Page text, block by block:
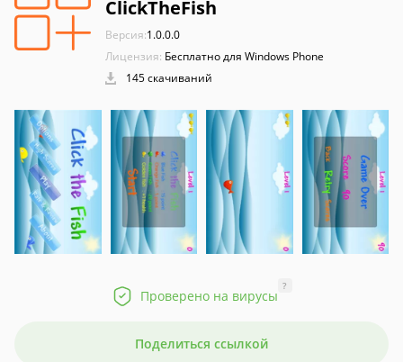
ClickTheFish
Версия:1.0.0.0
Лицензия: Бесплатно для Windows Phone
145 скачиваний
Проверено на вирусы
?
Поделиться ссылкой